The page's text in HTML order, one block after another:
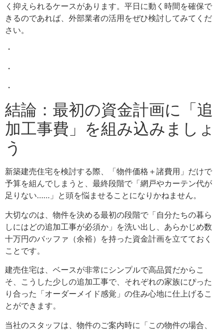
く抑えられるケースがあります。平日に動く時間を確保で
きるのであれば、外部業者の活用をぜひ検討してみてくだ
さい。
・
・
・
結論：最初の資金計画に「追
加工事費」を組み込みましょ
う
新築建売住宅を検討する際、「物件価格＋諸費用」だけで
予算を組んでしまうと、最終段階で「網戸やカーテン代が
足りない……」と頭を悩ませることになりかねません。
大切なのは、物件を決める最初の段階で「自分たちの暮ら
しにはどの追加工事が必須か」を洗い出し、あらかじめ数
十万円のバッファ（余裕）を持った資金計画を立てておく
ことです。
建売住宅は、ベースが非常にシンプルで高品質だからこ
そ、こうした少しの追加工事で、それぞれの家族にぴった
り合った「オーダーメイド感覚」の住み心地に仕上げるこ
とができます。
当社のスタッフは、物件のご案内時に「この物件の場合、